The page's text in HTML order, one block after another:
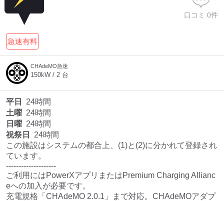
急速有料
口コミ 0件
CHAdeMO急速
150kW / 2 台
平日
24時間
土曜 24時間
日曜 24時間
祝祭日
24時間
この施設はシステムの都合上、(1)と(2)に分かれて登録され
ています。
--------------------
ご利用にはPowerXアプリまたはPremium Charging Allianc
eへの加入が必要です。
充電規格「CHAdeMO 2.0.1」まで対応。CHAdeMOアダプ